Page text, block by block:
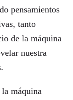
pensamientos
tanto
de la máquina
nuestra
máquina